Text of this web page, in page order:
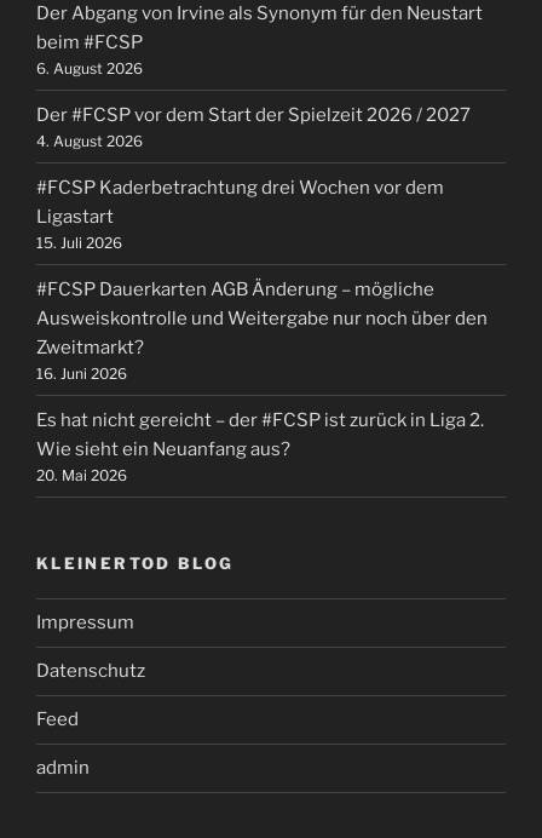
Der Abgang von Irvine als Synonym für den Neustart
beim #FCSP
6. August 2026
Der #FCSP vor dem Start der Spielzeit 2026 / 2027
4. August 2026
#FCSP Kaderbetrachtung drei Wochen vor dem
Ligastart
15. Juli 2026
#FCSP Dauerkarten AGB Änderung – mögliche
Ausweiskontrolle und Weitergabe nur noch über den
Zweitmarkt?
16. Juni 2026
Es hat nicht gereicht – der #FCSP ist zurück in Liga 2.
Wie sieht ein Neuanfang aus?
20. Mai 2026
KLEINERTOD BLOG
Impressum
Datenschutz
Feed
admin